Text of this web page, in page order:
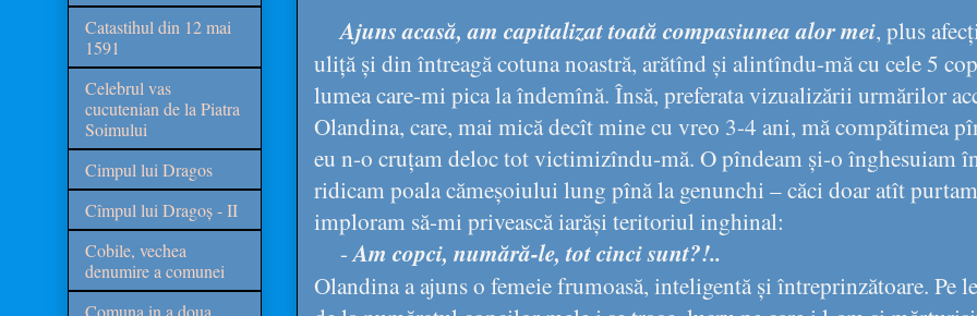
Ajuns acasă, am capitalizat toată compasiunea alor mei, plus
uliță și din întreagă cotuna noastră, arătînd și alintîndu-mă cu cele 5
lumea care-mi pica la îndemînă. Însă, preferata vizualizării urmărilor
Olandina, care, mai mică decît mine cu vreo 3-4 ani, mă compătimea
eu n-o cruțam deloc tot victimizîndu-mă. O pîndeam și-o înghesuiam
ridicam poala cămeșoiului lung pînă la genunchi – căci doar atît
imploram să-mi privească iarăși teritoriul inghinal:
-Am copci, numără-le, tot cinci sunt?!..
Olandina a ajuns o femeie frumoasă, inteligentă și întreprinzătoare. Pe
Catastihul din 12 mai
1591
Celebrul vas
cucutenian de la Piatra
Soimului
Cimpul lui Dragos
Cîmpul lui Dragoș - II
Cobile, vechea
denumire a comunei
Comuna in a doua